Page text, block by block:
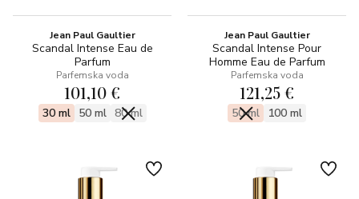
Jean Paul Gaultier
Scandal Intense Eau de
Parfum
Parfemska voda
101,10 €
30 ml 50 ml 80 ml
Jean Paul Gaultier
Scandal Intense Pour
Homme Eau de Parfum
Parfemska voda
121,25 €
50 ml 100 ml